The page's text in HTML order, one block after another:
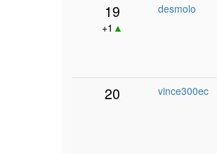
19
+1 ▲
desmolo
20 vince300ec